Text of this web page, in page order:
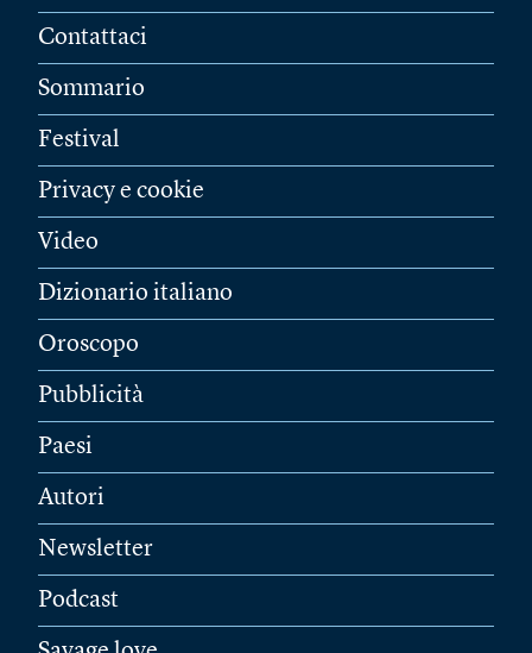
Contattaci
Sommario
Festival
Privacy e cookie
Video
Dizionario italiano
Oroscopo
Pubblicità
Paesi
Autori
Newsletter
Podcast